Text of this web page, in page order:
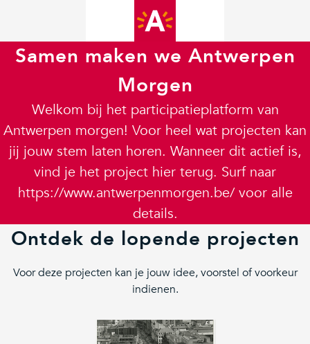
Samen maken we Antwerpen
Morgen
Welkom bij het participatieplatform van
Antwerpen morgen! Voor heel wat projecten kan
jij jouw stem laten horen. Wanneer dit actief is,
vind je het project hier terug. Surf naar
https://www.antwerpenmorgen.be/ voor alle
details.
Ontdek de lopende projecten
Voor deze projecten kan je jouw idee, voorstel of voorkeur
indienen.